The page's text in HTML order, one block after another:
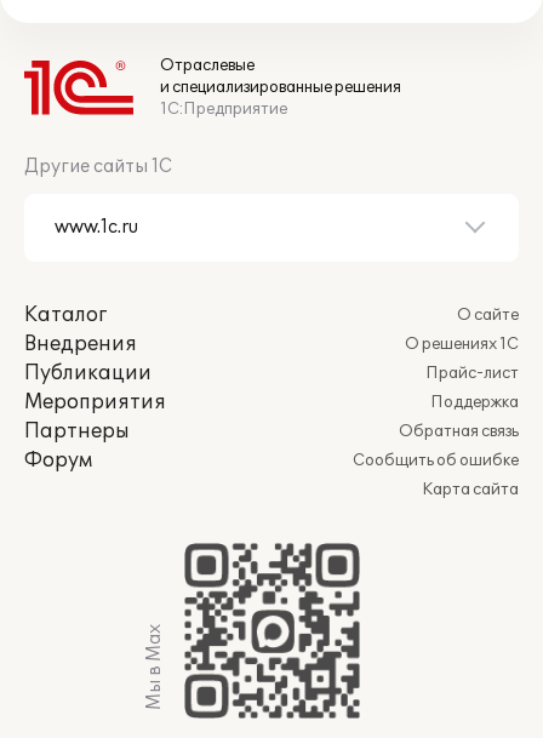
Отраслевые
и специализированные решения
1С:Предприятие
Другие сайты 1С
Каталог
Внедрения
Публикации
Мероприятия
Партнеры
Форум
О сайте
О решениях 1С
Прайс-лист
Поддержка
Обратная связь
Сообщить об ошибке
Карта сайта
Мы в Max